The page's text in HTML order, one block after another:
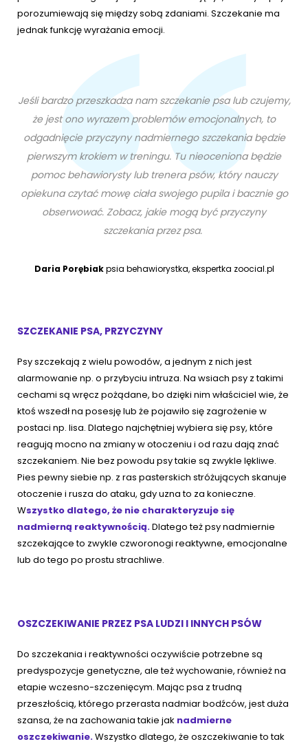
porozumiewają się między sobą zdaniami. Szczekanie ma
jednak funkcję wyrażania emocji.
Jeśli bardzo przeszkadza nam szczekanie psa lub czujemy,
że jest ono wyrazem problemów emocjonalnych, to
odgadnięcie przyczyny nadmiernego szczekania będzie
pierwszym krokiem w treningu. Tu nieoceniona będzie
pomoc behawiorysty lub trenera psów, który nauczy
opiekuna czytać mowę ciała swojego pupila i bacznie go
obserwować. Zobacz, jakie mogą być przyczyny
szczekania przez psa.
Daria Porębiakpsia behawiorystka, ekspertka zoocial.pl
SZCZEKANIE PSA, PRZYCZYNY
Psy szczekają z wielu powodów, a jednym z nich jest
alarmowanie np. o przybyciu intruza. Na wsiach psy z takimi
cechami są wręcz pożądane, bo dzięki nim właściciel wie, że
ktoś wszedł na posesję lub że pojawiło się zagrożenie w
postaci np. lisa. Dlatego najchętniej wybiera się psy, które
reagują mocno na zmiany w otoczeniu i od razu dają znać
szczekaniem. Nie bez powodu psy takie są zwykle lękliwe.
Pies pewny siebie np. z ras pasterskich stróżujących skanuje
otoczenie i rusza do ataku, gdy uzna to za konieczne.
Wszystko dlatego, że nie charakteryzuje się
nadmierną reaktywnością.Dlatego też psy nadmiernie
szczekające to zwykle czworonogi reaktywne, emocjonalne
lub do tego po prostu strachliwe.
OSZCZEKIWANIE PRZEZ PSA LUDZI I INNYCH PSÓW
Do szczekania i reaktywności oczywiście potrzebne są
predyspozycje genetyczne, ale też wychowanie, również na
etapie wczesno-szczenięcym. Mając psa z trudną
przeszłością, którego przerasta nadmiar bodźców, jest duża
szansa, że na zachowania takie jak nadmierne
oszczekiwanie.Wszystko dlatego, że oszczekiwanie to tak